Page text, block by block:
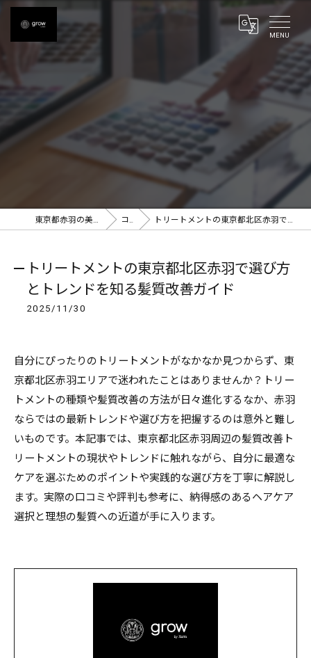
東京都赤羽の美容室ならgrow 赤羽 コラム トリートメントの東京都北区赤羽で選び方とトレンドを知る髪質改善ガイド
トリートメントの東京都北区赤羽で選び方
とトレンドを知る髪質改善ガイド
2025/11/30
自分にぴったりのトリートメントがなかなか見つからず、東
京都北区赤羽エリアで迷われたことはありませんか？トリー
トメントの種類や髪質改善の方法が日々進化するなか、赤羽
ならではの最新トレンドや選び方を把握するのは意外と難し
いものです。本記事では、東京都北区赤羽周辺の髪質改善ト
リートメントの現状やトレンドに触れながら、自分に最適な
ケアを選ぶためのポイントや実践的な選び方を丁寧に解説し
ます。実際の口コミや評判も参考に、納得感のあるヘアケア
選択と理想の髪質への近道が手に入ります。